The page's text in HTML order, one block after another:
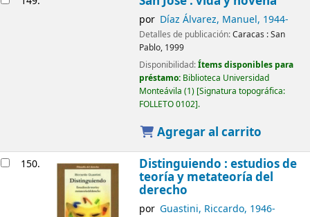
por Díaz Álvarez, Manuel, 1944-
Detalles de publicación:Caracas :San
Pablo, 1999
Disponibilidad:Ítems disponibles para
préstamo: Biblioteca Universidad
Monteávila (1) Signatura topográfica:
FOLLETO 0102 .
Agregar al carrito
150. Distinguiendo : estudios de
teoría y metateoría del
derecho
por Guastini, Riccardo, 1946-